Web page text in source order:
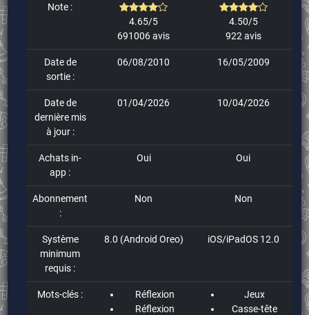
Note :
4.65/5
691006 avis
4.50/5
922 avis
Date de
sortie :
06/08/2010 16/05/2009
Date de
dernière mis
à jour :
01/04/2026 10/04/2026
Achats in-
app :
Oui Oui
Abonnement
:
Non Non
Système
minimum
requis :
8.0 (Android Oreo) iOS/iPadOS 12.0
Mots-clés :
Réflexion
Réflexion
Jeux
Casse-tête